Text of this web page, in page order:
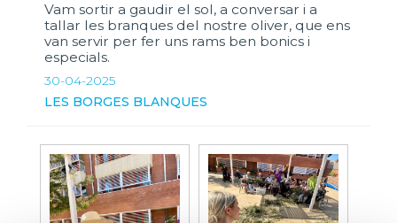
Vam sortir a gaudir el sol, a conversar i a
tallar les branques del nostre oliver, que ens
van servir per fer uns rams ben bonics i
especials.
30-04-2025
LES BORGES BLANQUES